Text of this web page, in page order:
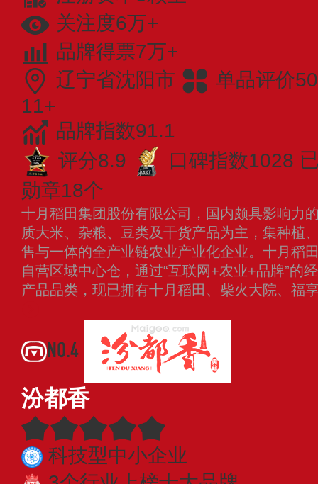
关注度6万+
品牌得票7万+
辽宁省沈阳市
单品评价
11+
品牌指数91.1
评分8.9
口碑指数1028
勋章18个
十月稻田集团股份有限公司，国内颇具影响力
质大米、杂粮、豆类及干货产品为主，集种植
售与一体的全产业链农业产业化企业。十月稻
自营区域中心仓，通过“互联网+农业+品牌”的
产品品类，现已拥有十月稻田、柴火大院、福
NO.4
汾都香
科技型中小企业